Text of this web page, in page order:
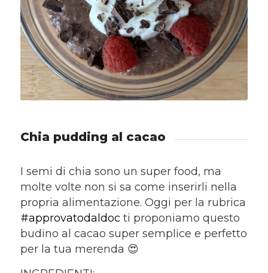
Chia pudding al cacao
I semi di chia sono un super food, ma
molte volte non si sa come inserirli nella
propria alimentazione. Oggi per la rubrica
#approvatodaldocti proponiamo questo
budino al cacao super semplice e perfetto
per la tua merenda 😍